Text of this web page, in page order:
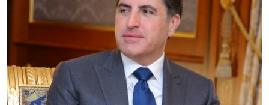
المعرض